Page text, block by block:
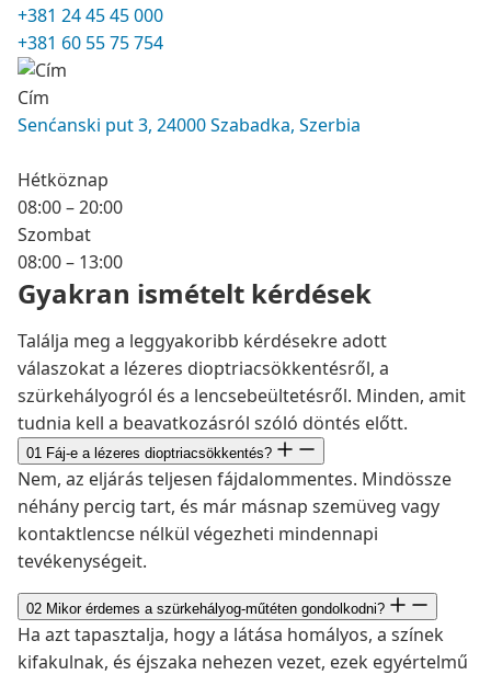
+381 24 45 45 000
+381 60 55 75 754
Cím
Senćanski put 3, 24000 Szabadka, Szerbia
Hétköznap
08:00 – 20:00
Szombat
08:00 – 13:00
Gyakran ismételt kérdések
Találja meg a leggyakoribb kérdésekre adott
válaszokat a lézeres dioptriacsökkentésről, a
szürkehályogról és a lencsebeültetésről. Minden, amit
tudnia kell a beavatkozásról szóló döntés előtt.
01 Fáj-e a lézeres dioptriacsökkentés?
Nem, az eljárás teljesen fájdalommentes. Mindössze
néhány percig tart, és már másnap szemüveg vagy
kontaktlencse nélkül végezheti mindennapi
tevékenységeit.
02 Mikor érdemes a szürkehályog-műtéten gondolkodni?
Ha azt tapasztalja, hogy a látása homályos, a színek
kifakulnak, és éjszaka nehezen vezet, ezek egyértelmű